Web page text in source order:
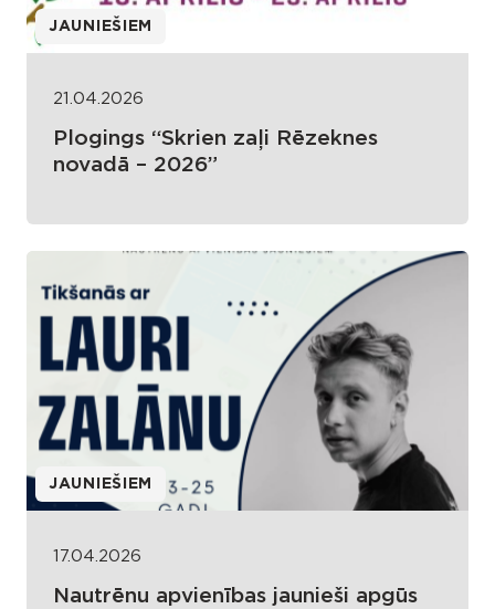
JAUNIEŠIEM
21.04.2026
Plogings “Skrien zaļi Rēzeknes
novadā – 2026”
JAUNIEŠIEM
17.04.2026
Nautrēnu apvienības jaunieši apgūs